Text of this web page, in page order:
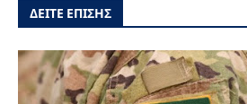
ΔΕΙΤΕ ΕΠΙΣΗΣ